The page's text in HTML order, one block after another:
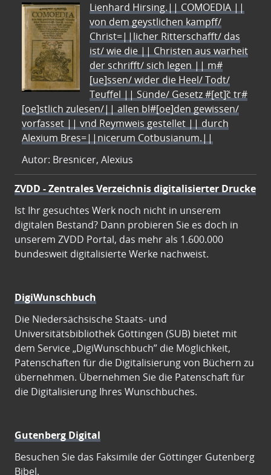
Lienhard Hirsing.|| COMOEDIA ||
von dem geystlichen kampff/
Christ=||licher Ritterschafft/ das
ist/ wie die || Christen aus warheit
der schrifft/ sich legen || m#
[ue]ssen/ wider die Heel/ Todt/
Teuffel || Sünde/ Gesetz #[et]c̃ tr#
[oe]stlich zulesen/|| allen bl#[oe]den gewissen/
vorfasset || vnd Reymweis gestellet || durch
Alexium Bres=||nicerum Cotbusianum.||
Autor: Bresnicer, Alexius
ZVDD - Zentrales Verzeichnis digitalisierter Drucke
Ist Ihr gesuchtes Werk noch nicht in unserem
digitalen Bestand? Dann probieren Sie es doch in
unserem ZVDD Portal, das mehr als 1.600.000
bundesweit digitalisierte Werke nachweist.
DigiWunschbuch
Die Niedersächsische Staats- und
Universitätsbibliothek Göttingen (SUB) bietet mit
dem Service „DigiWunschbuch” die Möglichkeit,
Patenschaften für die Digitalisierung von Büchern zu
übernehmen. Übernehmen Sie die Patenschaft für
die Digitalisierung Ihres Wunschbuches.
Gutenberg Digital
Besuchen Sie das Faksimile der Göttinger Gutenberg
Bibel.